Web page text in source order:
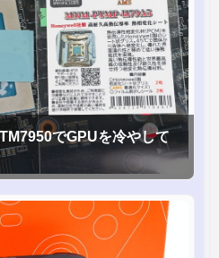
でGPUを冷やして